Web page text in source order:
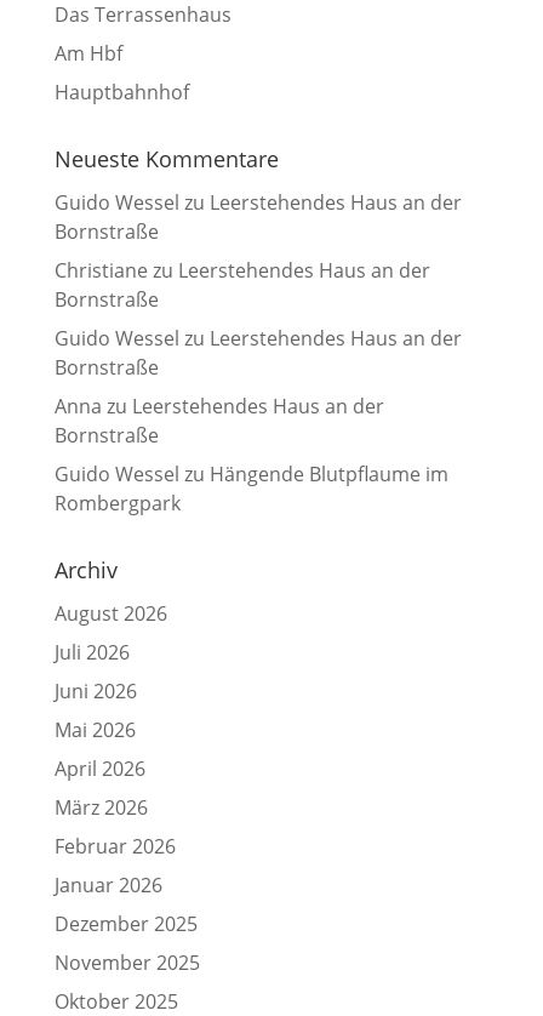
Das Terrassenhaus
Am Hbf
Hauptbahnhof
Neueste Kommentare
Guido Wessel zu Leerstehendes Haus an der
Bornstraße
Christiane zu Leerstehendes Haus an der
Bornstraße
Guido Wessel zu Leerstehendes Haus an der
Bornstraße
Anna zu Leerstehendes Haus an der
Bornstraße
Guido Wessel zu Hängende Blutpflaume im
Rombergpark
Archiv
August 2026
Juli 2026
Juni 2026
Mai 2026
April 2026
März 2026
Februar 2026
Januar 2026
Dezember 2025
November 2025
Oktober 2025